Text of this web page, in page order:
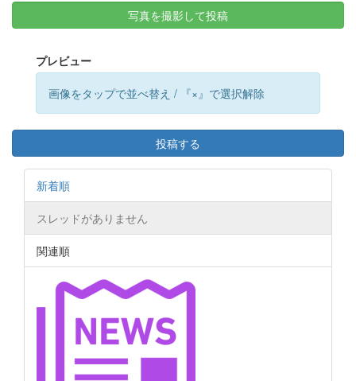
写真を撮影して投稿
プレビュー
画像をタップで並べ替え / 『×』で選択解除
投稿する
新着順
スレッドがありません
関連順